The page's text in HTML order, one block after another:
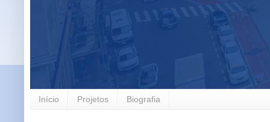
Início Projetos Biografia